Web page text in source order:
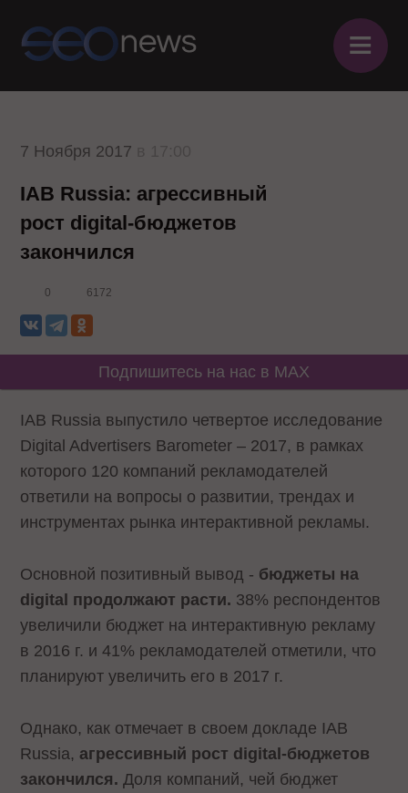
≡
7 Ноября 2017
IAB Russia: агрессивный
рост digital-бюджетов
закончился
0 6172
Подпишитесь на нас в MAX
IAB Russia выпустило четвертое исследование
Digital Advertisers Barometer – 2017, в рамках
которого 120 компаний рекламодателей
ответили на вопросы о развитии, трендах и
инструментах рынка интерактивной рекламы.
Основной позитивный вывод - бюджеты на
digital продолжают расти. 38% респондентов
увеличили бюджет на интерактивную рекламу
в 2016 г. и 41% рекламодателей отметили, что
планируют увеличить его в 2017 г.
Однако, как отмечает в своем докладе IAB
Russia, агрессивный рост digital-бюджетов
закончился. Доля компаний, чей бюджет